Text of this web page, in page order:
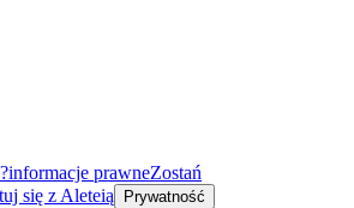
informacje prawneZostań
się z Aleteią Prywatność